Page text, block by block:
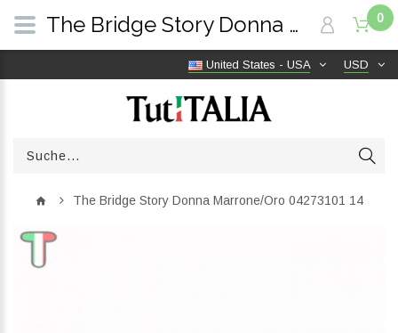
USD
United States - USA
0
The Bridge Story Donna Marrone/Oro 04273101 14
The Bridge Story Donna Marrone/Oro 04273101 14 | TutITALIA